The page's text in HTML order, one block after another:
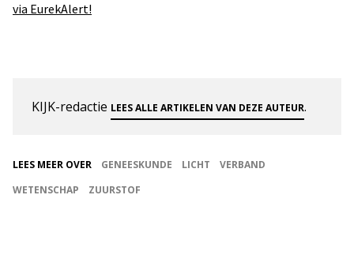
via EurekAlert!
KIJK-redactie LEES ALLE ARTIKELEN VAN DEZE AUTEUR.
LEES MEER OVER GENEESKUNDE LICHT
VERBAND
WETENSCHAP
ZUURSTOF